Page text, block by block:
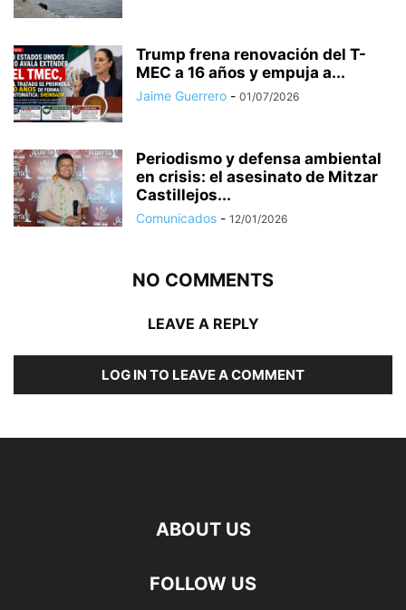
Trump frena renovación del T-
MEC a 16 años y empuja a...
Jaime Guerrero - 01/07/2026
Periodismo y defensa ambiental
en crisis: el asesinato de Mitzar
Castillejos...
Comunicados - 12/01/2026
NO COMMENTS
LEAVE A REPLY
LOG IN TO LEAVE A COMMENT
ABOUT US
FOLLOW US